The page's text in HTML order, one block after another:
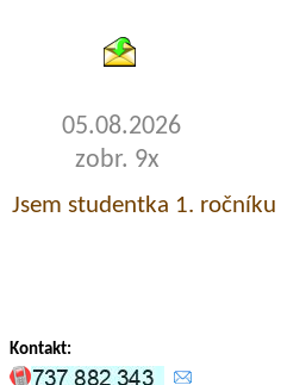
05.08.2026
zobr. 9x
Jsem studentka 1.
Kontakt: